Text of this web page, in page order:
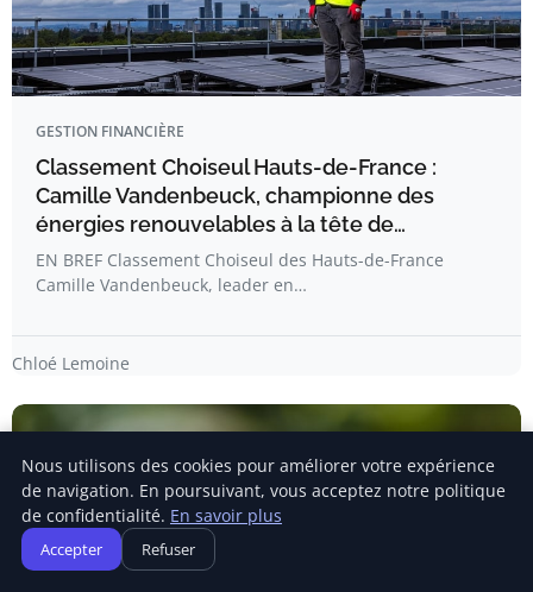
GESTION FINANCIÈRE
Classement Choiseul Hauts-de-France :
Camille Vandenbeuck, championne des
énergies renouvelables à la tête de…
EN BREF Classement Choiseul des Hauts-de-France
Camille Vandenbeuck, leader en…
Chloé Lemoine
Nous utilisons des cookies pour améliorer votre expérience
de navigation. En poursuivant, vous acceptez notre politique
de confidentialité. En savoir plus
Accepter Refuser